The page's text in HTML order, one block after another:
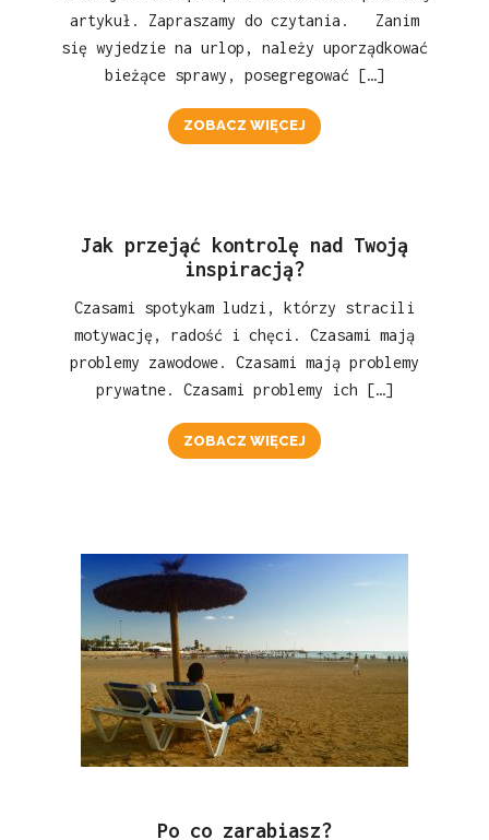
artykuł. Zapraszamy do czytania. Zanim
się wyjedzie na urlop, należy uporządkować
bieżące sprawy, posegregować […]
ZOBACZ WIĘCEJ
Jak przejąć kontrolę nad Twoją
inspiracją?
Czasami spotykam ludzi, którzy stracili
motywację, radość i chęci. Czasami mają
problemy zawodowe. Czasami mają problemy
prywatne. Czasami problemy ich […]
ZOBACZ WIĘCEJ
Po co zarabiasz?